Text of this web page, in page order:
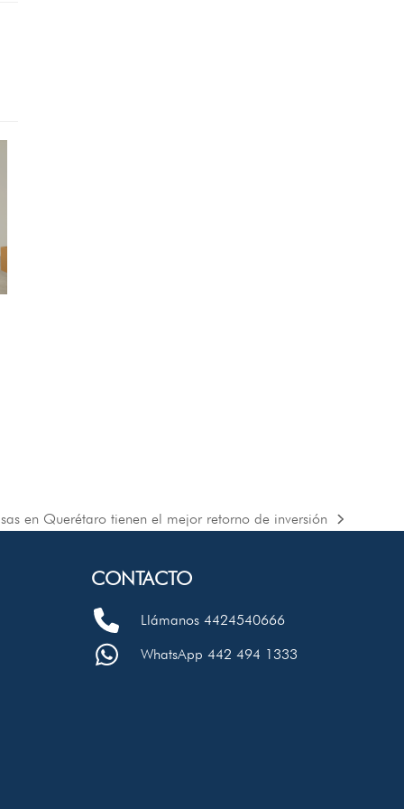
en Querétaro tienen el mejor retorno de inversión
CONTACTO
Llámanos 4424540666
WhatsApp 442 494 1333